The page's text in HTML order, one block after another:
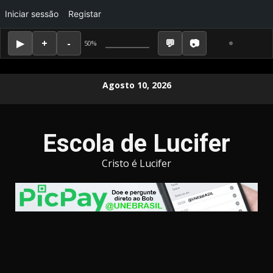
50%
Iniciar sessão Registar
Agosto 10, 2026
Escola de Lucifer
Cristo é Lucifer